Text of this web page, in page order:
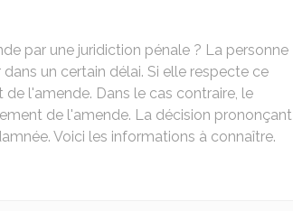
par une juridiction pénale ? La personne
un certain délai. Si elle respecte ce
l'amende. Dans le cas contraire, le
de l'amende. La décision prononçant
Voici les informations à connaître.